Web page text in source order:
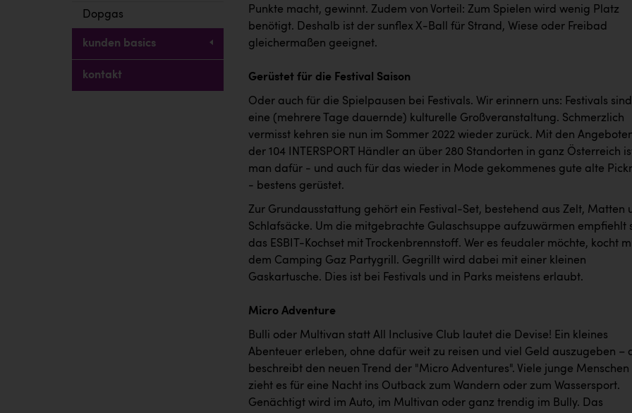
Dopgas
kunden basics
kontakt
Punkte macht, gewinnt. Zudem von Vorteil: Zum Spielen wird wenig Platz
benötigt. Deshalb ist der sunflex X-Ball für Strand, Wiese oder Freibad
gleichermaßen geeignet.
Gerüstet für die Festival Saison
Oder auch für die Spielpausen bei Festivals. Wir erinnern uns: Festivals sind
eine (mehrere Tage dauernde) kulturelle Großveranstaltung. Schmerzlich
vermisst kehren sie nun im Sommer 2022 wieder zurück. Mit den
der 104 INTERSPORT Händler an über 280 Standorten in ganz Österreich
man dafür - und auch für das wieder in Mode gekommenes gute alte
- bestens gerüstet.
Zur Grundausstattung gehört ein Festival-Set, bestehend aus Zelt, Matten
Schlafsäcke. Um die mitgebrachte Gulaschsuppe aufzuwärmen empfiehlt
das ESBIT-Kochset mit Trockenbrennstoff. Wer es feudaler möchte, kocht
dem Camping Gaz Partygrill. Gegrillt wird dabei mit einer kleinen
Gaskartusche. Dies ist bei Festivals und in Parks meistens erlaubt.
Micro Adventure
Bulli oder Multivan statt All Inclusive Club lautet die Devise! Ein kleines
Abenteuer erleben, ohne dafür weit zu reisen und viel Geld auszugeben –
beschreibt den neuen Trend der "Micro Adventures". Viele junge Menschen
zieht es für eine Nacht ins Outback zum Wandern oder zum Wassersport.
Genächtigt wird im Auto, im Multivan oder ganz trendig im Bully. Das